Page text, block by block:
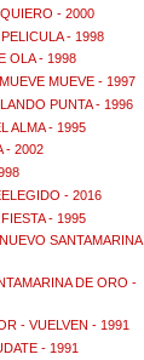
- 2000
- 1998
OLA - 1998
MUEVE - 1997
PUNTA - 1996
ALMA - 1995
- 2002
- 2016
- 1995
SANTAMARINA
DE ORO -
- VUELVEN - 1991
- 1991